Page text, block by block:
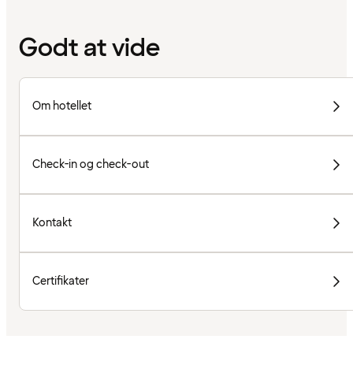
Godt at vide
Om hotellet
Check-in og check-out
Kontakt
Certifikater